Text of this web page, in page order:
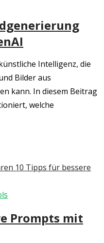
Intelligenz, die
Bilder aus
kann. In diesem Beitrag
welche
Prompts mit